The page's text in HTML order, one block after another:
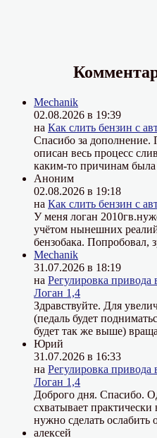
Mechanik
02.08.2026 в 19:39
на Как слить бензин с
Спасибо за дополнение.
описан весь процесс
каким-то причинам была
Аноним
02.08.2026 в 19:18
на Как слить бензин с
У меня логан
учётом нынешних
бензобака. Попробовал,
Mechanik
31.07.2026 в 18:19
на Регулировка
Логан 1,4
Здравствуйте. Для
(педаль будет
будет так же выше)
Юрий
31.07.2026 в 16:33
на Регулировка
Логан 1,4
Доброго дня. Спасибо.
схватывает
нужно сделать ослабить
алексей